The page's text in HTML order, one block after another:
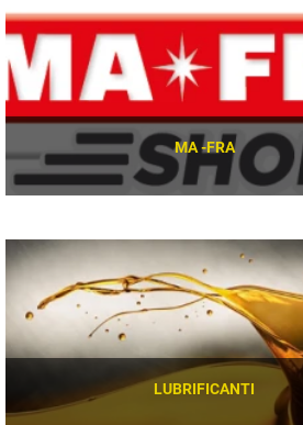
MA -FRA
LUBRIFICANTI